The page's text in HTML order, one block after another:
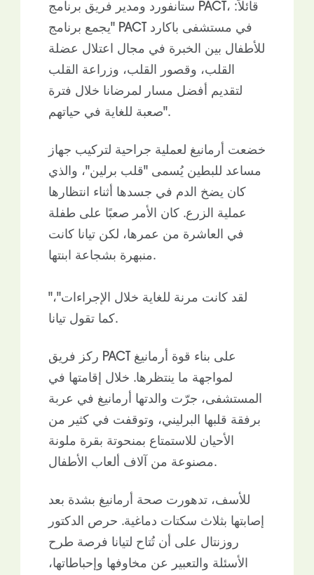
ستانفورد ومدير فريق برنامج PACT، قائلاً:
"يجمع برنامج PACT في مستشفى باكارد
للأطفال بين الخبرة في مجال اعتلال عضلة
القلب، وقصور القلب، وزراعة القلب
لتقديم أفضل مسار لمرضانا خلال فترة
صعبة للغاية في حياتهم".
خضعت أرمانيغ لعملية جراحية لتركيب جهاز
مساعد للبطين يُسمى "قلب برلين"، والذي
كان يضخ الدم في جسدها أثناء انتظارها
عملية الزرع. كان الأمر صعبًا على طفلة
في العاشرة من عمرها، لكن تيانا كانت
منبهرة بشجاعة ابنتها.
"لقد كانت مرنة للغاية خلال الإجراءات"،
كما تقول تيانا.
ركز فريق PACT على بناء قوة أرمانيغ
لمواجهة ما ينتظرها. خلال إقامتها في
المستشفى، جرّت والدتها أرمانيغ في عربة
برفقة قلبها البرليني، وتوقفت في كثير من
الأحيان للاستمتاع بمنحوتة بقرة ملونة
مصنوعة من آلاف ألعاب الأطفال.
للأسف، تدهورت صحة أرمانيغ بشدة بعد
إصابتها بثلاث سكتات دماغية. حرص الدكتور
روزنتال على أن تُتاح لتيانا فرصة طرح
الأسئلة والتعبير عن مخاوفها وإحباطاتها،